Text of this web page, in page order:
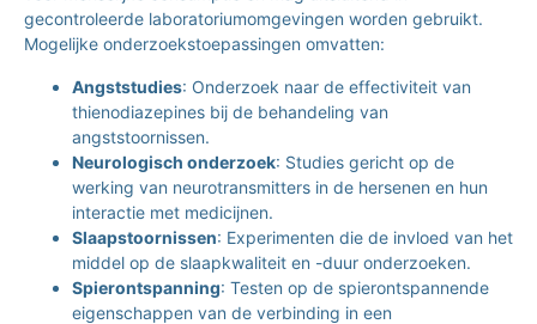
gecontroleerde laboratoriumomgevingen worden gebruikt.
Mogelijke onderzoekstoepassingen omvatten:
Angststudies: Onderzoek naar de effectiviteit van
thienodiazepines bij de behandeling van
angststoornissen.
Neurologisch onderzoek: Studies gericht op de
werking van neurotransmitters in de hersenen en hun
interactie met medicijnen.
Slaapstoornissen: Experimenten die de invloed van het
middel op de slaapkwaliteit en -duur onderzoeken.
Spierontspanning: Testen op de spierontspannende
eigenschappen van de verbinding in een